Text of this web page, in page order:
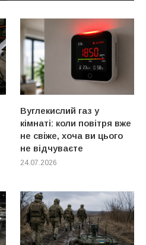
Вуглекислий газ у
кімнаті: коли повітря вже
не свіже, хоча ви цього
не відчуваєте
24.07.2026